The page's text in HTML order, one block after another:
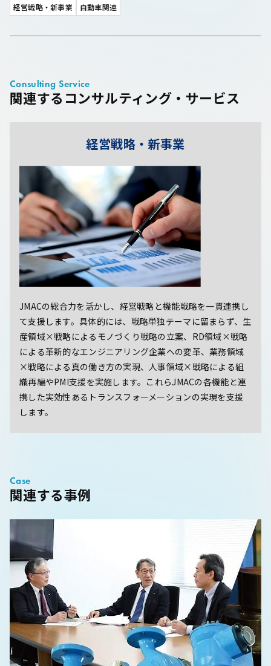
経営戦略・新事業 自動車関連
関連するコンサルティング・サービス
Consulting Service
経営戦略・新事業
JMACの総合力を活かし、経営戦略と機能戦略を一貫連携し
て支援します。具体的には、戦略単独テーマに留まらず、生
産領域×戦略によるモノづくり戦略の立案、RD領域×戦略
による革新的なエンジニアリング企業への変革、業務領域
×戦略による真の働き方の実現、人事領域×戦略による組
織再編やPMI支援を実施します。これらJMACの各機能と連
携した実効性あるトランスフォーメーションの実現を支援
します。
関連する事例
Case